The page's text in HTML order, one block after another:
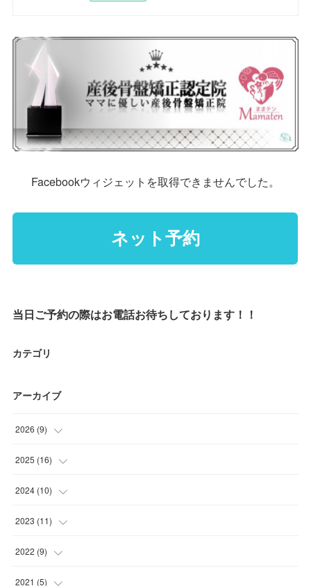
Facebookウィジェットを取得できませんでした。
当日ご予約の際はお電話お待ちしております！！
カテゴリ
アーカイブ
2026 (9)
(1
(2
(1
(
2025 (16)
(1
(1
(
(
2024 (10)
(1
( )
(
2023 (11)
( )
( )
2022 (9)
( )
2021 (5)